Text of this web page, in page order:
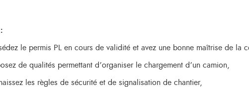
le permis PL en cours de validité et avez une bonne maîtrise de la
de qualités permettant d’organiser le chargement d’un camion,
les règles de sécurité et de signalisation de chantier,